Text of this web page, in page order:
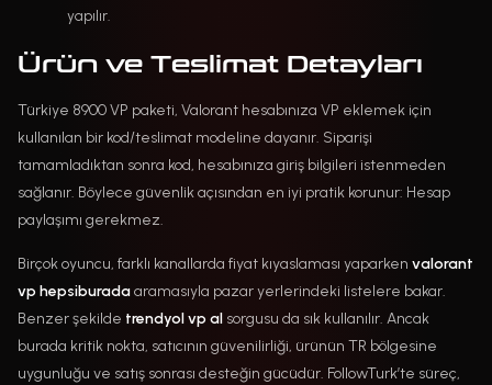
yapılır.
Ürün ve Teslimat Detayları
Türkiye 8900 VP paketi, Valorant hesabınıza VP eklemek için
kullanılan bir kod/teslimat modeline dayanır. Siparişi
tamamladıktan sonra kod, hesabınıza giriş bilgileri istenmeden
sağlanır. Böylece güvenlik açısından en iyi pratik korunur: Hesap
paylaşımı gerekmez.
Birçok oyuncu, farklı kanallarda fiyat kıyaslaması yaparken valorant
vp hepsiburadaaramasıyla pazar yerlerindeki listelere bakar.
Benzer şekilde trendyol vp al sorgusu da sık kullanılır. Ancak
burada kritik nokta, satıcının güvenilirliği, ürünün TR bölgesine
uygunluğu ve satış sonrası desteğin gücüdür. FollowTurk’te süreç,